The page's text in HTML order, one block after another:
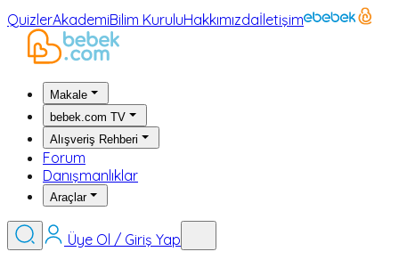
QuizlerAkademiBilim KuruluHakkımızdaİletişim
Makale
bebek.com TV
Alışveriş Rehberi
Forum
Danışmanlıklar
Araçlar
Üye Ol / Giriş Yap